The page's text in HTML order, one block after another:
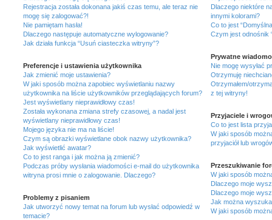
Rejestracja została dokonana jakiś czas temu, ale teraz nie
mogę się zalogować?!
Nie pamiętam hasła!
Dlaczego następuje automatyczne wylogowanie?
Jak działa funkcja “Usuń ciasteczka witryny”?
Preferencje i ustawienia użytkownika
Jak zmienić moje ustawienia?
W jaki sposób można zapobiec wyświetlaniu nazwy
użytkownika na liście użytkowników przeglądających forum?
Jest wyświetlany nieprawidłowy czas!
Została wykonana zmiana strefy czasowej, a nadal jest
wyświetlany nieprawidłowy czas!
Mojego języka nie ma na liście!
Czym są obrazki wyświetlane obok nazwy użytkownika?
Jak wyświetlić awatar?
Co to jest ranga i jak można ją zmienić?
Podczas próby wysłania wiadomości e-mail do użytkownika
witryna prosi mnie o zalogowanie. Dlaczego?
Problemy z pisaniem
Jak utworzyć nowy temat na forum lub wysłać odpowiedź w
temacie?
Dlaczego niektóre
innymi kolorami?
Co to jest
Czym jest odnośnik
Prywatne
Nie mogę wysyłać
Otrzymuję
Otrzymałem/
z tej witryny!
Przyjaciele i
Co to jest lista
W jaki sposób
przyjaciół lub
Przeszukiwanie
W jaki sposób
Dlaczego moje
Dlaczego moje
Jak można
W jaki sposób